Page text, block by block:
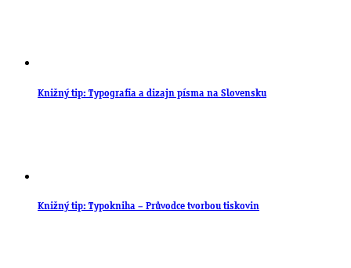
Knižný tip: Typografia a dizajn písma na Slovensku
Knižný tip: Typokniha – Průvodce tvorbou tiskovin